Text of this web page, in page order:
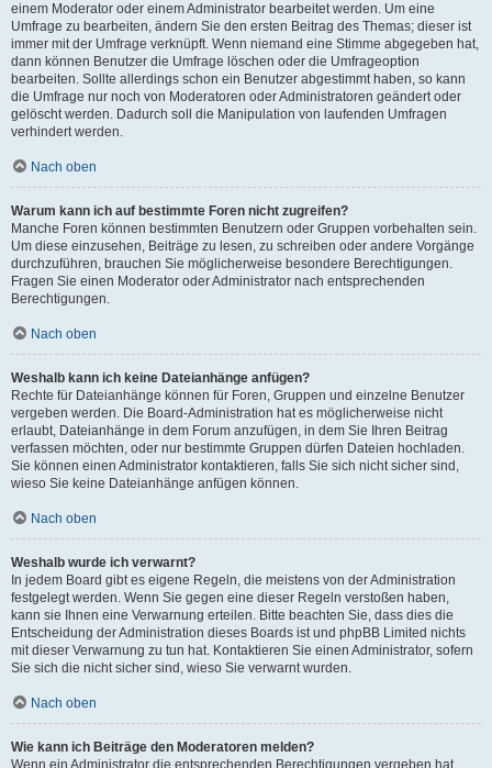
einem Moderator oder einem Administrator bearbeitet werden. Um eine
Umfrage zu bearbeiten, ändern Sie den ersten Beitrag des Themas; dieser ist
immer mit der Umfrage verknüpft. Wenn niemand eine Stimme abgegeben hat,
dann können Benutzer die Umfrage löschen oder die Umfrageoption
bearbeiten. Sollte allerdings schon ein Benutzer abgestimmt haben, so kann
die Umfrage nur noch von Moderatoren oder Administratoren geändert oder
gelöscht werden. Dadurch soll die Manipulation von laufenden Umfragen
verhindert werden.
Nach oben
Warum kann ich auf bestimmte Foren nicht zugreifen?
Manche Foren können bestimmten Benutzern oder Gruppen vorbehalten sein.
Um diese einzusehen, Beiträge zu lesen, zu schreiben oder andere Vorgänge
durchzuführen, brauchen Sie möglicherweise besondere Berechtigungen.
Fragen Sie einen Moderator oder Administrator nach entsprechenden
Berechtigungen.
Nach oben
Weshalb kann ich keine Dateianhänge anfügen?
Rechte für Dateianhänge können für Foren, Gruppen und einzelne Benutzer
vergeben werden. Die Board-Administration hat es möglicherweise nicht
erlaubt, Dateianhänge in dem Forum anzufügen, in dem Sie Ihren Beitrag
verfassen möchten, oder nur bestimmte Gruppen dürfen Dateien hochladen.
Sie können einen Administrator kontaktieren, falls Sie sich nicht sicher sind,
wieso Sie keine Dateianhänge anfügen können.
Nach oben
Weshalb wurde ich verwarnt?
In jedem Board gibt es eigene Regeln, die meistens von der Administration
festgelegt werden. Wenn Sie gegen eine dieser Regeln verstoßen haben,
kann sie Ihnen eine Verwarnung erteilen. Bitte beachten Sie, dass dies die
Entscheidung der Administration dieses Boards ist und phpBB Limited nichts
mit dieser Verwarnung zu tun hat. Kontaktieren Sie einen Administrator, sofern
Sie sich die nicht sicher sind, wieso Sie verwarnt wurden.
Nach oben
Wie kann ich Beiträge den Moderatoren melden?
Wenn ein Administrator die entsprechenden Berechtigungen vergeben hat,